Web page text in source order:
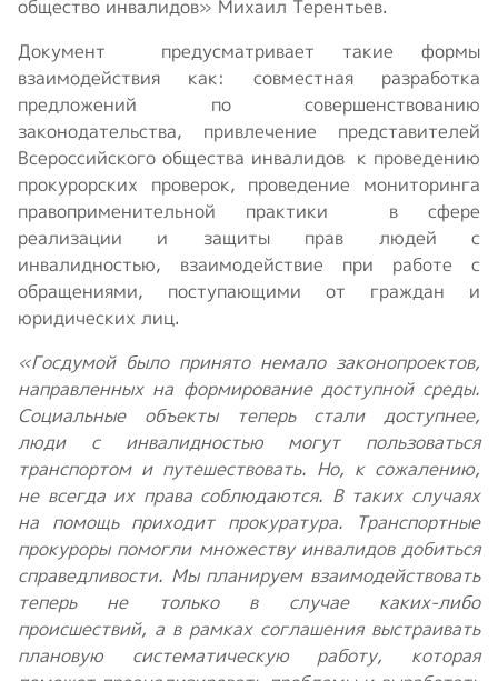
общество инвалидов» Михаил Терентьев.
Документ предусматривает такие формы
взаимодействия как: совместная разработка
предложений по совершенствованию
законодательства, привлечение представителей
Всероссийского общества инвалидов к проведению
прокурорских проверок, проведение мониторинга
правоприменительной практики в сфере
реализации и защиты прав людей с
инвалидностью, взаимодействие при работе с
обращениями, поступающими от граждан и
юридических лиц.
«Госдумой было принято немало законопроектов,
направленных на формирование доступной среды.
Социальные объекты теперь стали доступнее,
люди с инвалидностью могут пользоваться
транспортом и путешествовать. Но, к сожалению,
не всегда их права соблюдаются. В таких случаях
на помощь приходит прокуратура. Транспортные
прокуроры помогли множеству инвалидов добиться
справедливости. Мы планируем взаимодействовать
теперь не только в случае каких-либо
происшествий, а в рамках соглашения выстраивать
плановую систематическую работу, которая